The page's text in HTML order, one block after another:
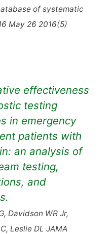
of systematic
May 26 2016(5)
effectiveness
testing
in emergency
patients with
an analysis of
testing,
and
Davidson WR Jr,
Leslie DL JAMA